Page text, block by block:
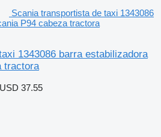
Scania transportista de taxi 1343086
P94 cabeza tractora
1343086 barra estabilizadora
tractora
37.55